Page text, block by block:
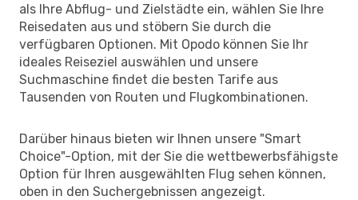
als Ihre Abflug- und Zielstädte ein, wählen Sie Ihre
Reisedaten aus und stöbern Sie durch die
verfügbaren Optionen. Mit Opodo können Sie Ihr
ideales Reiseziel auswählen und unsere
Suchmaschine findet die besten Tarife aus
Tausenden von Routen und Flugkombinationen.
Darüber hinaus bieten wir Ihnen unsere "Smart
Choice"-Option, mit der Sie die wettbewerbsfähigste
Option für Ihren ausgewählten Flug sehen können,
oben in den Suchergebnissen angezeigt.